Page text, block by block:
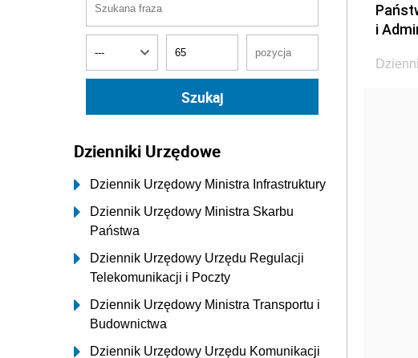
Dzienniki Urzędowe
Dziennik Urzędowy Ministra Infrastruktury
Dziennik Urzędowy Ministra Skarbu
Państwa
Dziennik Urzędowy Urzędu Regulacji
Telekomunikacji i Poczty
Dziennik Urzędowy Ministra Transportu i
Budownictwa
Dziennik Urzędowy Urzędu Komunikacji
i